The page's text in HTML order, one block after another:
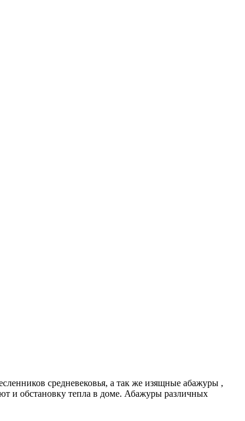
средневековья, а так же изящные абажуры ,
и обстановку тепла в доме. Абажуры различных